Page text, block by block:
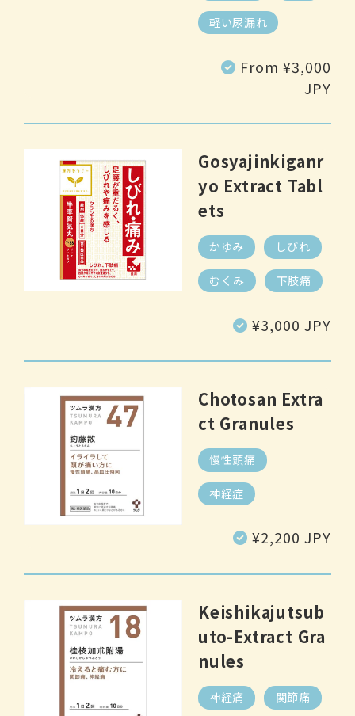
軽い尿漏れ
RegularFrom ¥3,000
JPY
Gosyajinkiganr
yo Extract Tabl
ets
かゆみ しびれ
むくみ 下肢痛
Regular
¥3,000 JPY
Chotosan Extra
ct Granules
慢性頭痛
神経症
Regular
¥2,200 JPY
Keishikajutsub
uto-Extract Gra
nules
神経痛 関節痛